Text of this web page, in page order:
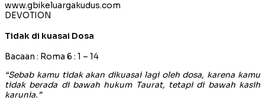
www.gbikeluargakudus.com
DEVOTION
Tidak di kuasai Dosa
Bacaan : Roma 6 : 1 – 14
“Sebab kamu tidak akan dikuasai lagi oleh dosa, karena kamu
tidak berada di bawah hukum Taurat, tetapi di bawah kasih
karunia.”